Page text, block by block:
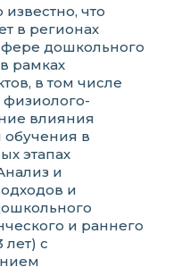
что
в регионах
дошкольного
рамках
в том числе
влияния
обучения в
этапах
и
и
и раннего
лет) с